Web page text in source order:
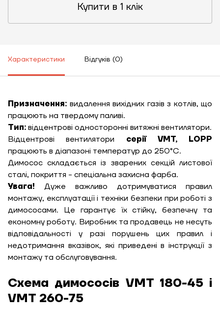
Купити в 1 клік
Характеристики Відгуків (0)
Призначення: видалення вихідних газів з котлів, що
працюють на твердому паливі.
Тип: відцентрові односторонні витяжні вентилятори.
Відцентрові вентилятори серії VMT, LOPP
працюють в діапазоні температур до 250°С.
Димосос складається із зварених секцій листової
сталі, покриття - спеціальна захисна фарба.
Увага! Дуже важливо дотримуватися правил
монтажу, експлуатації і техніки безпеки при роботі з
димососами. Це гарантує їх стійку, безпечну та
економну роботу. Виробник та продавець не несуть
відповідальності у разі порушень цих правил і
недотримання вказівок, які приведені в інструкції з
монтажу та обслуговування.
Схема димососів VMT 180-45 і
VMT 260-75